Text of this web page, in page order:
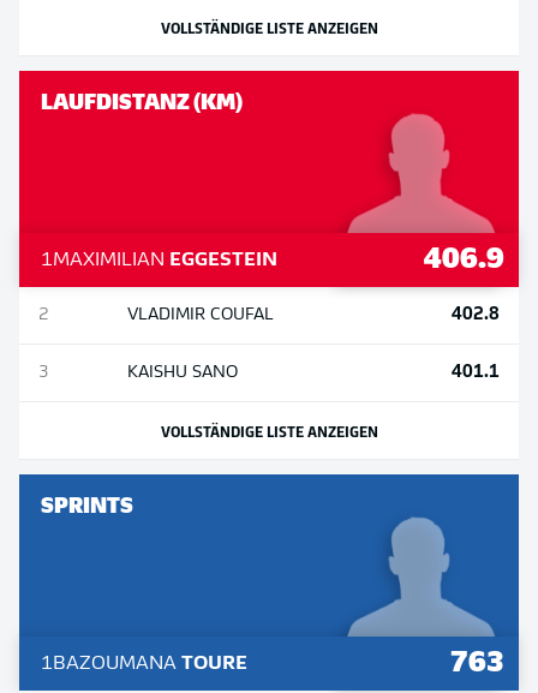
VOLLSTÄNDIGE LISTE ANZEIGEN
LAUFDISTANZ (KM)
1MAXIMILIAN EGGESTEIN 406.9
2 VLADIMIR COUFAL 402.8
3 KAISHU SANO 401.1
VOLLSTÄNDIGE LISTE ANZEIGEN
SPRINTS
1BAZOUMANA TOURE 763